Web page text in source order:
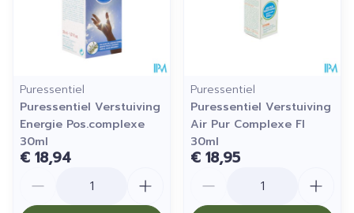
Puressentiel
Puressentiel Verstuiving
Energie Pos.complexe
30ml
€ 18,94
Puressentiel
Puressentiel Verstuiving
Air Pur Complexe Fl
30ml
€ 18,95